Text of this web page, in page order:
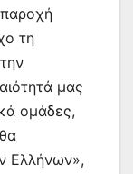
παροχή
τη
μας
ομάδες,
Ελλήνων»,